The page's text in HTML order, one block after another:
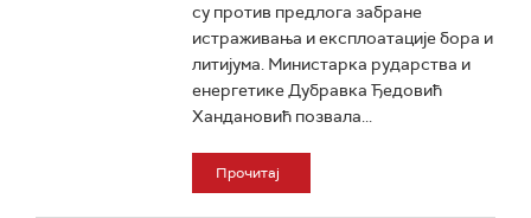
су против предлога забране
истраживања и експлоатације бора и
литијума. Министарка рударства и
енергетике Дубравка Ђедовић
Хандановић позвала...
Прочитај